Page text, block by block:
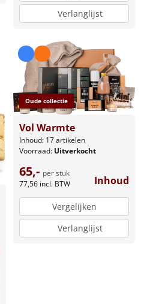
Verlanglijst
Oude collectie
Vol Warmte
Inhoud: 17 artikelen
Voorraad: Uitverkocht
65,- per stuk
77,56 incl. BTW Inhoud
Vergelijken
Verlanglijst